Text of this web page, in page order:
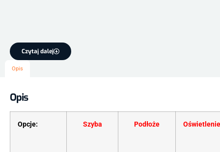
Czytaj dalej
Opis
Opis
Opcje: Szyba Podłoże Oświetlenie